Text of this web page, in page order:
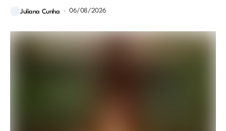
Juliana Cunha 06/08/2026